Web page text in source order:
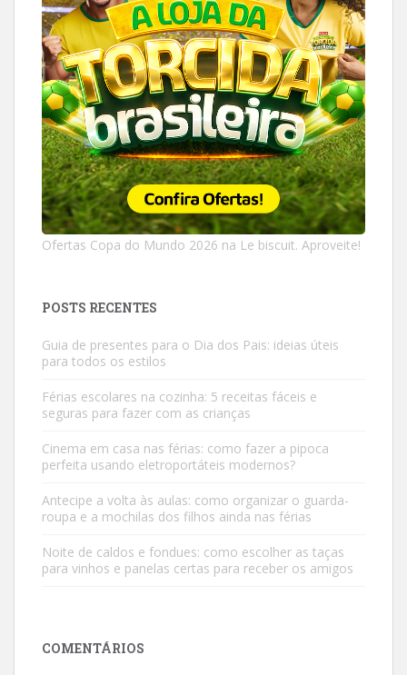
Ofertas Copa do Mundo 2026 na Le biscuit. Aproveite!
POSTS RECENTES
Guia de presentes para o Dia dos Pais: ideias úteis
para todos os estilos
Férias escolares na cozinha: 5 receitas fáceis e
seguras para fazer com as crianças
Cinema em casa nas férias: como fazer a pipoca
perfeita usando eletroportáteis modernos?
Antecipe a volta às aulas: como organizar o guarda-
roupa e a mochilas dos filhos ainda nas férias
Noite de caldos e fondues: como escolher as taças
para vinhos e panelas certas para receber os amigos
COMENTÁRIOS